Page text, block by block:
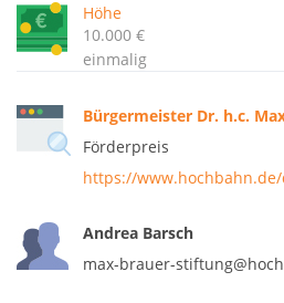
Höhe
10.000 €
einmalig
Bürgermeister Dr. h.c.
Förderpreis
https://
Andrea Barsch
max-brauer-